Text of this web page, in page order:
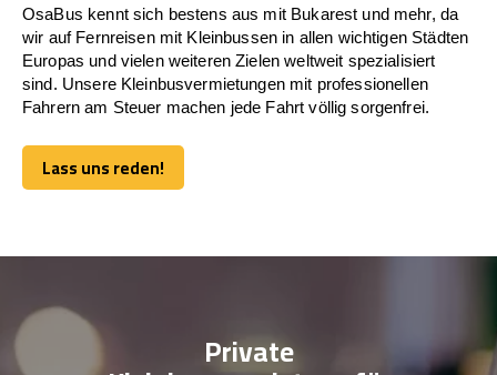
OsaBus kennt sich bestens aus mit Bukarest und mehr, da
wir auf Fernreisen mit Kleinbussen in allen wichtigen Städten
Europas und vielen weiteren Zielen weltweit spezialisiert
sind. Unsere Kleinbusvermietungen mit professionellen
Fahrern am Steuer machen jede Fahrt völlig sorgenfrei.
Lass uns reden!
Lass uns reden!
Private